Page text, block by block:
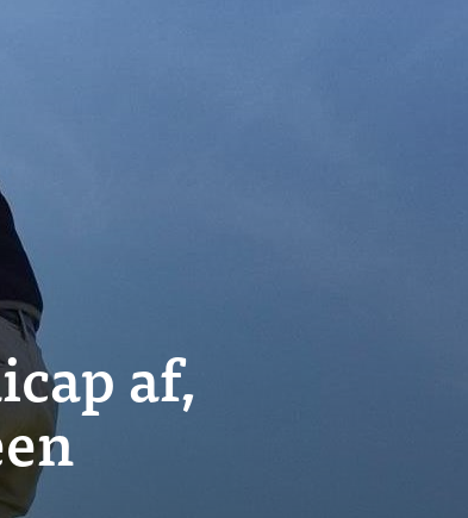
af,